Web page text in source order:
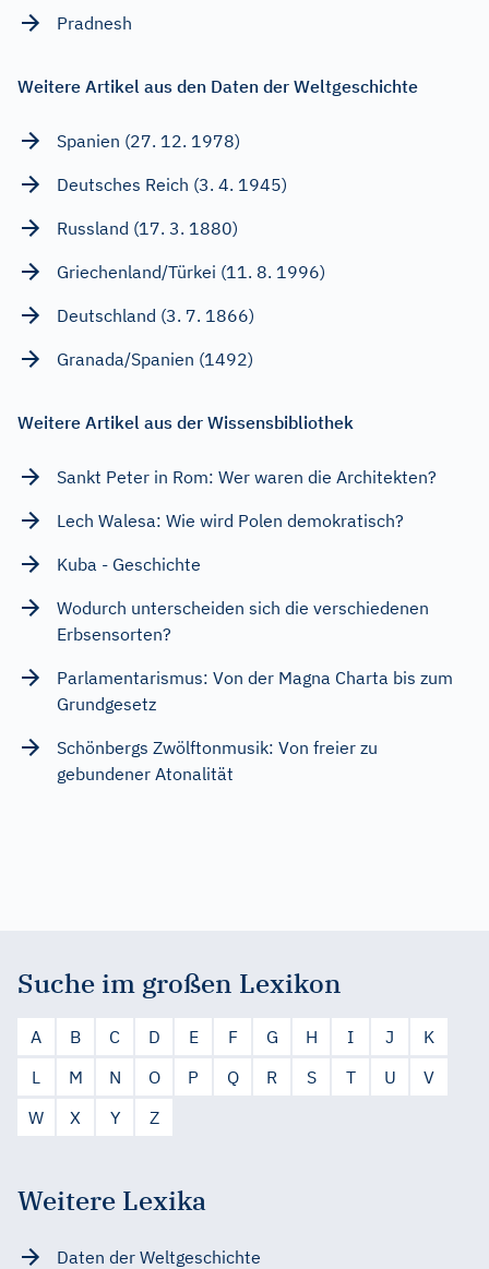
Pradnesh
Weitere Artikel aus den Daten der Weltgeschichte
Spanien (27. 12. 1978)
Deutsches Reich (3. 4. 1945)
Russland (17. 3. 1880)
Griechenland/Türkei (11. 8. 1996)
Deutschland (3. 7. 1866)
Granada/Spanien (1492)
Weitere Artikel aus der Wissensbibliothek
Sankt Peter in Rom: Wer waren die Architekten?
Lech Walesa: Wie wird Polen demokratisch?
Kuba - Geschichte
Wodurch unterscheiden sich die verschiedenen
Erbsensorten?
Parlamentarismus: Von der Magna Charta bis zum
Grundgesetz
Schönbergs Zwölftonmusik: Von freier zu
gebundener Atonalität
Suche im großen Lexikon
A B C D E F G H I J
K
L
M N O P Q R S T U
V
W
X Y Z
Weitere Lexika
Daten der Weltgeschichte